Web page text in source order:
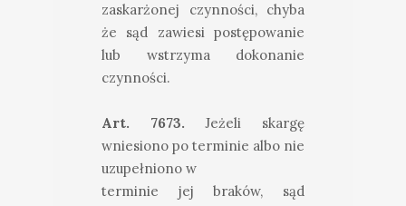
zaskarżonej czynności, chyba
że sąd zawiesi postępowanie
lub wstrzyma dokonanie
czynności.
Art. 7673. Jeżeli skargę
wniesiono po terminie albo nie
uzupełniono w
terminie jej braków, sąd